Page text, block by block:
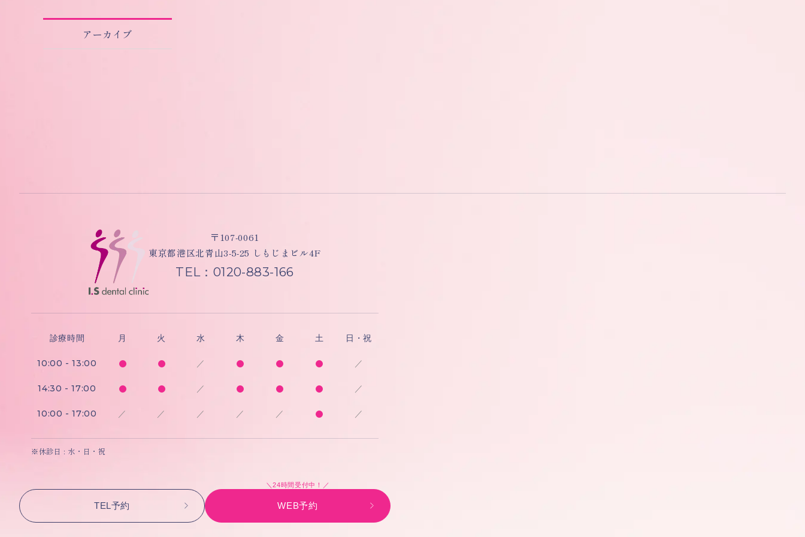
アーカイブ
〒107-0061
東京都港区北青山3-5-25 しもじまビル4F
TEL：0120-883-166
診療時間 月 火 水 木 金 土 日・祝
10:00 - 13:00 ／ ／
14:30 - 17:00 ／ ／
10:00 - 17:00 ／ ／ ／ ／ ／ ／
※休診日 : 水・日・祝
TEL予約
＼24時間受付中！／
WEB予約